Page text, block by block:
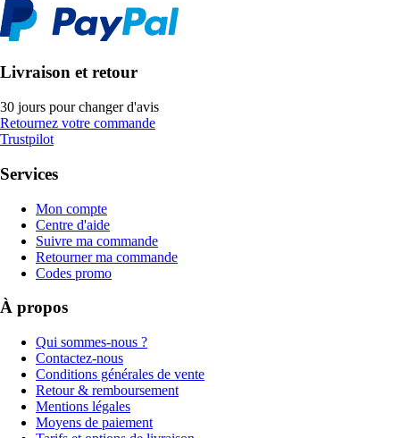
Livraison et retour
30 jours pour changer d'avis
Retournez votre commande
Trustpilot
Services
Mon compte
Centre d'aide
Suivre ma commande
Retourner ma commande
Codes promo
À propos
Qui sommes-nous ?
Contactez-nous
Conditions générales de vente
Retour & remboursement
Mentions légales
Moyens de paiement